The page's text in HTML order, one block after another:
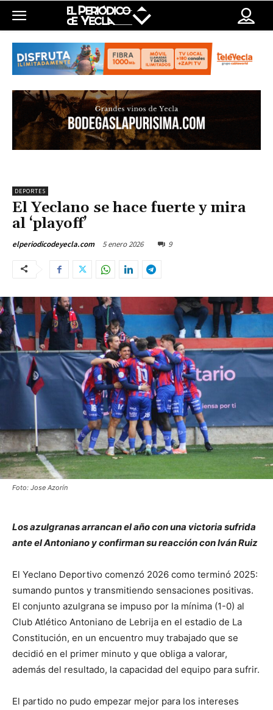
DEPORTES
El Yeclano se hace fuerte y mira
al ‘playoff’
elperiodicodeyecla.com 5 enero 2026 9
Foto: Jose Azorín
Los azulgranas arrancan el año con una victoria sufrida
ante el Antoniano y confirman su reacción con Iván Ruiz
El Yeclano Deportivo comenzó 2026 como terminó 2025:
sumando puntos y transmitiendo sensaciones positivas.
El conjunto azulgrana se impuso por la mínima (1-0) al
Club Atlético Antoniano de Lebrija en el estadio de La
Constitución, en un encuentro muy trabajado que se
decidió en el primer minuto y que obliga a valorar,
además del resultado, la capacidad del equipo para sufrir.
El partido no pudo empezar mejor para los intereses